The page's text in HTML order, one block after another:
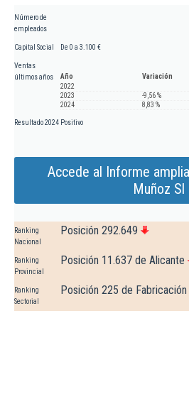
Número de
empleados
Capital Social De 0 a 3.100 €
Ventas
últimos años
Año
Variación
2022
2023
-9,56 %
2024
8,83 %
Resultado 2024 Positivo
Accede al Informe
Muñoz Sl
Ranking
Nacional
Posición 292.649
Ranking
Provincial
Posición 11.637 de Alicante
Ranking
Sectorial
Posición 225 de